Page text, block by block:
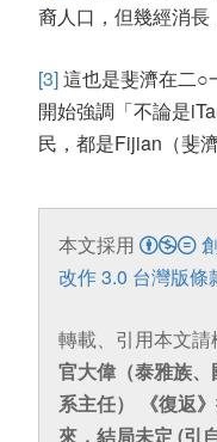
裔人口，但幾經消長
[3]這也是斐濟在二○
開始強調「不論是
民，都是Fijian （斐
本文採用
改作 3.0 台灣版條
轉載、引用本文請
官大偉（泰雅族
系主任） 《復返
來，結局未定 (引